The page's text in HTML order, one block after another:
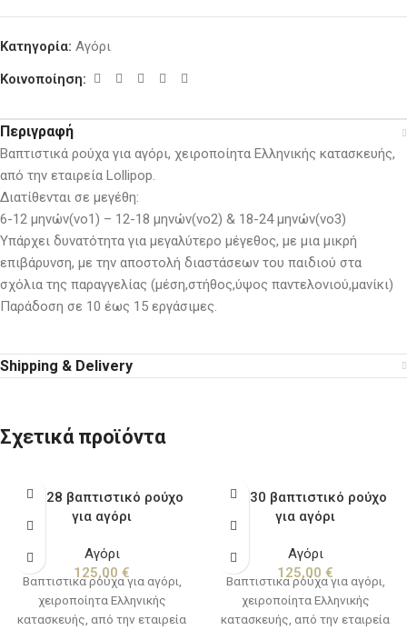
Κατηγορία: Αγόρι
Κοινοποίηση:
Περιγραφή
Βαπτιστικά ρούχα για αγόρι, χειροποίητα Ελληνικής κατασκευής,
από την εταιρεία Lollipop.
Διατίθενται σε μεγέθη:
6-12 μηνών(νο1) – 12-18 μηνών(νο2) & 18-24 μηνών(νο3)
Υπάρχει δυνατότητα για μεγαλύτερο μέγεθος, με μια μικρή
επιβάρυνση, με την αποστολή διαστάσεων του παιδιού στα
σχόλια της παραγγελίας (μέση,στήθος,ύψος παντελονιού,μανίκι)
Παράδοση σε 10 έως 15 εργάσιμες.
Shipping & Delivery
Σχετικά προϊόντα
BA328 βαπτιστικό ρούχο
για αγόρι
Αγόρι
125,00 €
Βαπτιστικα ρούχα για αγόρι,
χειροποίητα Ελληνικής
κατασκευής, από την εταιρεία
BA330 βαπτιστικό ρούχο
για αγόρι
Αγόρι
125,00 €
Βαπτιστικα ρούχα για αγόρι,
χειροποίητα Ελληνικής
κατασκευής, από την εταιρεία